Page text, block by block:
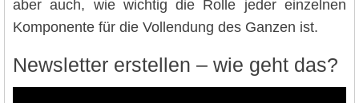
aber auch, wie wichtig die Rolle jeder einzelnen
Komponente für die Vollendung des Ganzen ist.
Newsletter erstellen – wie geht das?